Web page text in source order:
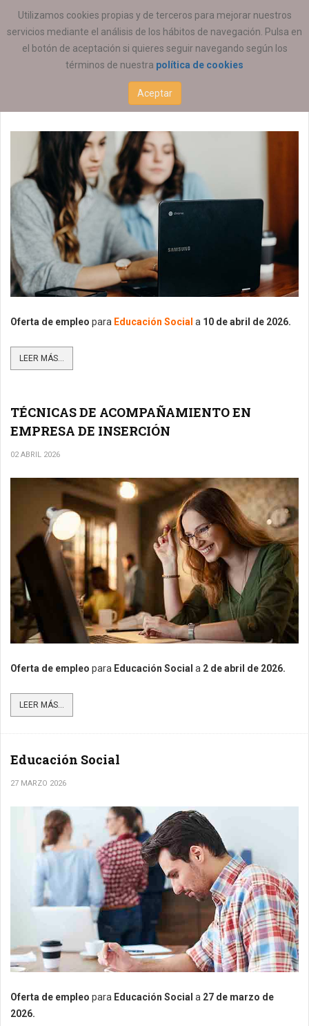
Utilizamos cookies propias y de terceros para mejorar nuestros
servicios mediante el análisis de los hábitos de navegación. Pulsa en
el botón de aceptación si quieres seguir navegando según los
términos de nuestra política de cookies
Aceptar
ESTÁ AQUÍ: EMPLEO
Oferta de empleo para Educación Social a 10 de abril de 2026.
LEER MÁS...
TÉCNICAS DE ACOMPAÑAMIENTO EN
EMPRESA DE INSERCIÓN
02 ABRIL 2026
Oferta de empleo para Educación Social a 2 de abril de 2026.
LEER MÁS...
Educación Social
27 MARZO 2026
Oferta de empleo para Educación Social a 27 de marzo de
2026.